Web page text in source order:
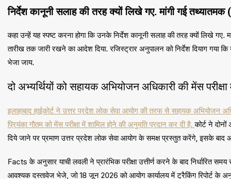
निर्देश कानूनी सलाह की तरह क्यों लिखे गए. मांगी गई
कहा उन्हें यह स्पष्ट करना होगा कि उनके निर्देश कानूनी सलाह की तरह क्यों लिखे
तारीख तक जारी रखने का आदेश दिया. रजिस्ट्रार अनुपालन को निर्देश दियाग गया
भेजा जाय.
दो अभ्यर्थियों को सहायक अभियोजन अधिकारी की मेंस
इलाहाबाद हाईकोर्ट ने उत्तर प्रदेश लोक सेवा आयोग की तरफ से सहायक अभियोजन
प्रियंका गौतम को मेंस परीक्षा में शामिल होने की अनुमति प्रदान कर दी है.कोर्ट ने
दिये जाने पर प्रमाण उत्तर प्रदेश लोक सेवा आयोग के समक्ष प्रस्तुत करेंगे, इसके बाद
Facts के अनुसार याची लवली ने प्रारंभिक परीक्षा उत्तीर्ण करने के बाद निर्धारित
आवश्यक दस्तावेज भेजे, जो 18 जून 2026 को आयोग कार्यालय में ट्रैकिंग रिपोर्ट के